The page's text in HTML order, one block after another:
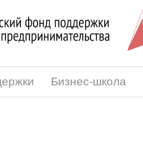
Бизнес-школа